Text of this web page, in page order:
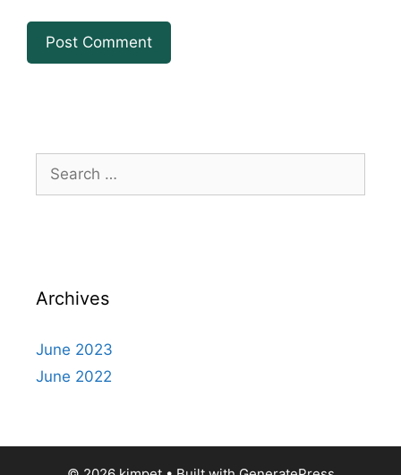
Search
for:
Archives
June 2023
June 2022